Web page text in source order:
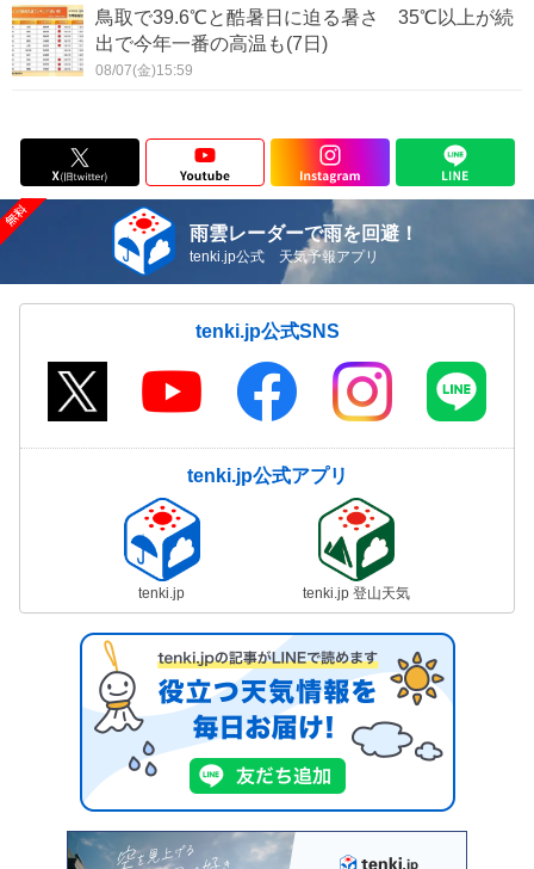
鳥取で39.6℃と酷暑日に迫る暑さ 35℃以上が続
出で今年一番の高温も(7日)
08/07(金)15:59
雨雲レーダーで雨を回避！
tenki.jp公式 天気予報アプリ
tenki.jp公式SNS
tenki.jp公式アプリ
tenki.jp tenki.jp 登山天気